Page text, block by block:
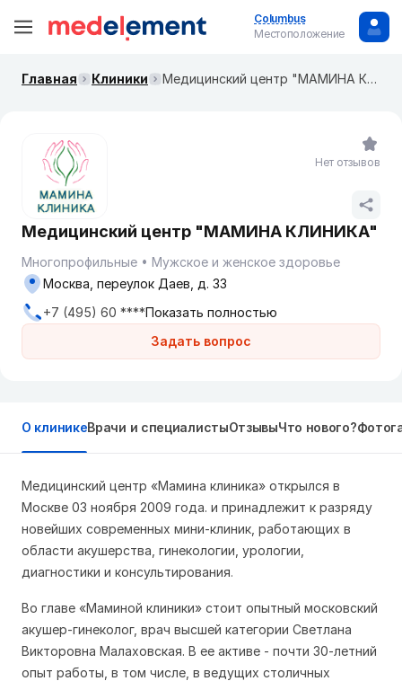
Columbus
Местоположение
Главная Клиники Медицинский центр "МАМИНА КЛИНИКА"
Медицинский центр "МАМИНА КЛИНИКА"
Многопрофильные Мужское и женское здоровье
Задать вопрос
Москва, переулок Даев, д. 33
+7 (495) 60 ****Показать полностью
Нет отзывов
О клиникеВрачи и специалистыОтзывыЧто нового?
Медицинский центр «Мамина клиника» открылся в
Москве 03 ноября 2009 года. и принадлежит к разряду
новейших современных мини-клиник, работающих в
области акушерства, гинекологии, урологии,
диагностики и консультирования.
Во главе «Маминой клиники» стоит опытный московский
акушер-гинеколог, врач высшей категории Светлана
Викторовна Малаховская. В ее активе - почти 30-летний
опыт работы, в том числе, в ведущих столичных